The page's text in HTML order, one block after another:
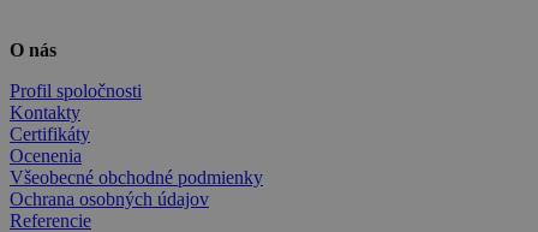
O nás
Profil spoločnosti
Kontakty
Certifikáty
Ocenenia
Všeobecné obchodné podmienky
Ochrana osobných údajov
Referencie